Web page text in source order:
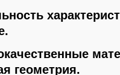
геометрия.